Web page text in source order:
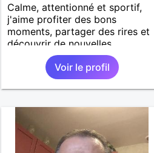
Calme, attentionné et sportif,
j'aime profiter des bons
moments, partager des rires et
découvrir de nouvelles
expériences. Sincère et à
l'écoute, je recherche une
personne avec qui construire
une belle complicité et une
Voir le profil